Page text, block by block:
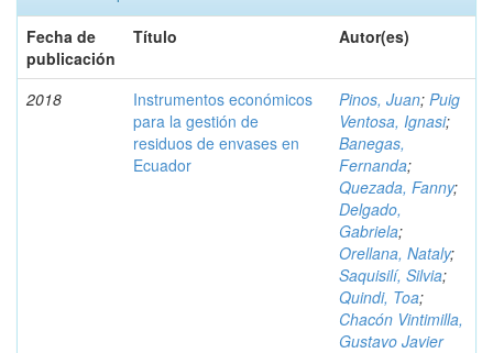
Fecha de
publicación
Título Autor(es)
2018
Instrumentos económicos
para la gestión de
residuos de envases en
Ecuador
Pinos, Juan; Puig
Ventosa, Ignasi;
Banegas,
Fernanda;
Quezada, Fanny;
Delgado,
Gabriela;
Orellana, Nataly;
Saquisilí, Silvia;
Quindi, Toa;
Chacón Vintimilla,
Gustavo Javier